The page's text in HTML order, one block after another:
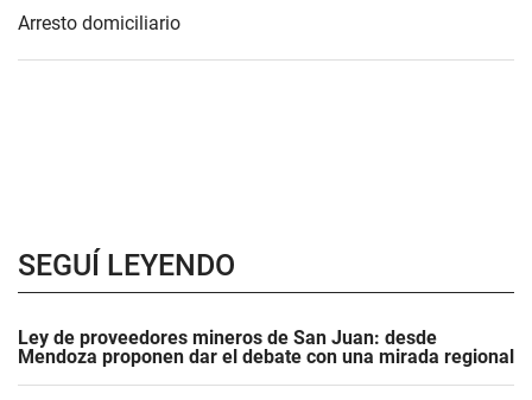
Arresto domiciliario
SEGUÍ LEYENDO
Ley de proveedores mineros de San Juan: desde
Mendoza proponen dar el debate con una mirada regional